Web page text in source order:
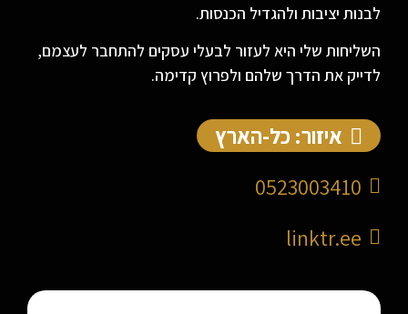
לבנות יציבות ולהגדיל הכנסות.
השליחות שלי היא לעזור לבעלי עסקים להתחבר לעצמם,
לדייק את הדרך שלהם ולפרוץ קדימה.
איזור: כל-הארץ
0523003410
linktr.ee